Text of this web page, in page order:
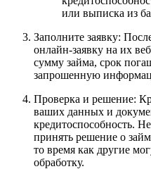
или выписка из
Заполните заявку:
онлайн-заявку на их
сумму займа, срок
запрошенную
Проверка и решение:
ваших данных и
кредитоспособность.
принять решение о
то время как другие
обработку.